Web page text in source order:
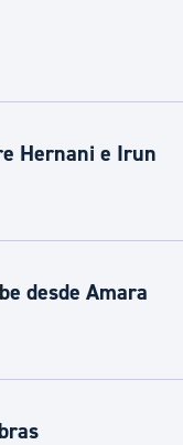
Hernani e Irun
desde Amara